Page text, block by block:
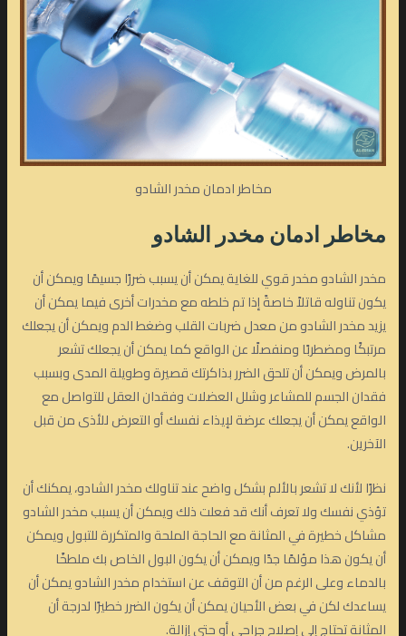
مخاطر ادمان مخدر الشادو
مخاطر ادمان مخدر الشادو
مخدر الشادو مخدر قوي للغاية يمكن أن يسبب ضررًا جسيمًا ويمكن أن
يكون تناوله قاتلاً خاصةً إذا تم خلطه مع مخدرات أخرى فيما يمكن أن
يزيد مخدر الشادو من معدل ضربات القلب وضغط الدم ويمكن أن يجعلك
مرتبكًا ومضطربًا ومنفصلًا عن الواقع كما يمكن أن يجعلك تشعر
بالمرض ويمكن أن تلحق الضرر بذاكرتك قصيرة وطويلة المدى وبسبب
فقدان الجسم للمشاعر وشلل العضلات وفقدان العقل للتواصل مع
الواقع يمكن أن يجعلك عرضة لإيذاء نفسك أو التعرض للأذى من قبل
الآخرين.
نظرًا لأنك لا تشعر بالألم بشكل واضح عند تناولك مخدر الشادو، يمكنك أن
تؤذي نفسك ولا تعرف أنك قد فعلت ذلك ويمكن أن يسبب مخدر الشادو
مشاكل خطيرة في المثانة مع الحاجة الملحة والمتكررة للتبول ويمكن
أن يكون هذا مؤلمًا جدًا ويمكن أن يكون البول الخاص بك ملطخًا
بالدماء وعلى الرغم من أن التوقف عن استخدام مخدر الشادو يمكن أن
يساعدك لكن في بعض الأحيان يمكن أن يكون الضرر خطيرًا لدرجة أن
المثانة تحتاج إلى إصلاح جراحي أو حتى إزالة.